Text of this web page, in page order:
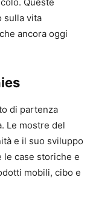
sulla vita
ancora oggi
di partenza
Le mostre del
e il suo sviluppo
le case storiche e
mobili, cibo e